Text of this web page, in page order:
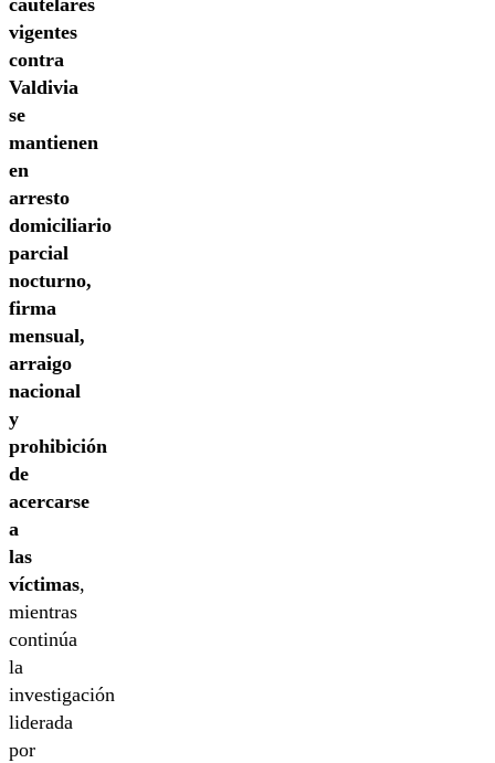
cautelares
vigentes
contra
Valdivia
se
mantienen
en
arresto
domiciliario
parcial
nocturno,
firma
mensual,
arraigo
nacional
y
prohibición
de
acercarse
a
las
víctimas,
mientras
continúa
la
investigación
liderada
por